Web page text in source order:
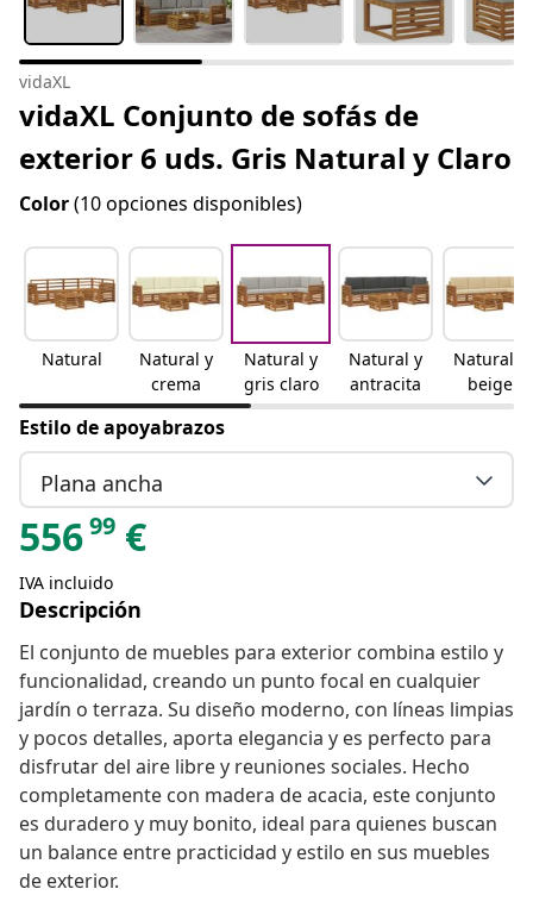
vidaXL
vidaXL Conjunto de sofás de
exterior 6 uds. Gris Natural y Claro
Color(10 opciones disponibles)
Natural
Natural y
crema
Natural y
gris claro
Natural y
antracita
Natural y
beige
Estilo de apoyabrazos
Plana ancha
55699 €
IVA incluido
Descripción
El conjunto de muebles para exterior combina estilo y
funcionalidad, creando un punto focal en cualquier
jardín o terraza. Su diseño moderno, con líneas limpias
y pocos detalles, aporta elegancia y es perfecto para
disfrutar del aire libre y reuniones sociales. Hecho
completamente con madera de acacia, este conjunto
es duradero y muy bonito, ideal para quienes buscan
un balance entre practicidad y estilo en sus muebles
de exterior.